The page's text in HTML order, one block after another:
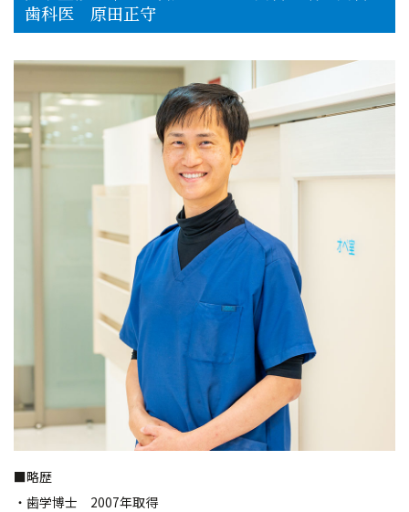
歯科医 原田正守
■略歴
・歯学博士 2007年取得